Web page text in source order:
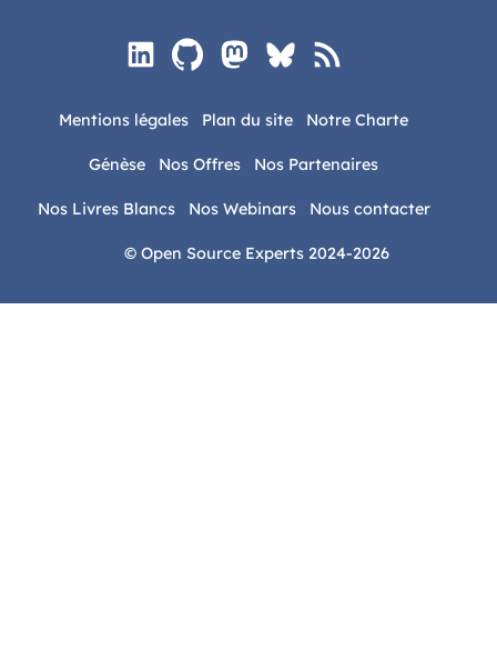
Mentions légales Plan du site Notre Charte
Génèse Nos Offres Nos Partenaires
Nos Livres Blancs Nos Webinars Nous contacter
© Open Source Experts 2024-2026